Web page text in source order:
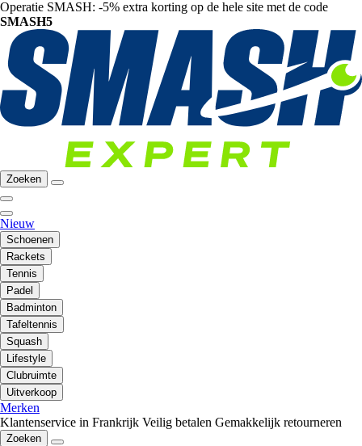
Operatie SMASH: -5% extra korting op de hele site met de code
SMASH5
Zoeken
Nieuw
Schoenen
Rackets
Tennis
Padel
Badminton
Tafeltennis
Squash
Lifestyle
Clubruimte
Uitverkoop
Merken
Klantenservice in Frankrijk Veilig betalen Gemakkelijk retourneren
Zoeken